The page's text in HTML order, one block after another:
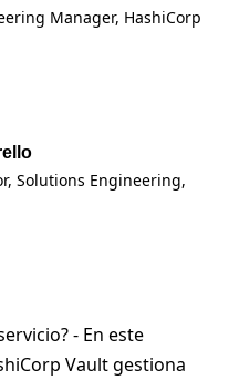
Manager, HashiCorp
Solutions Engineering,
- En este
Vault gestiona